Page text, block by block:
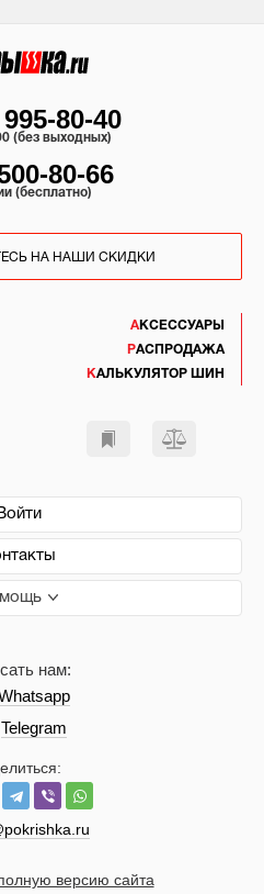
АКСЕССУАРЫ
РАСПРОДАЖА
КАЛЬКУЛЯТОР ШИН
нам:
Telegram
80-40
(без выходных)
80-66
(бесплатно)
НА НАШИ СКИДКИ
версию сайта